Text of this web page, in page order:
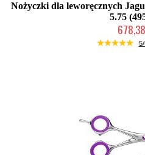
Nożyczki dla leworęcznych
5.75
Produkt